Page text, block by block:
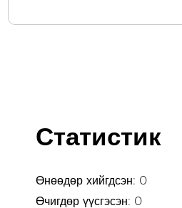
Статистик
Өнөөдөр хийгдсэн: 0
Өчигдөр үүсгэсэн: 0